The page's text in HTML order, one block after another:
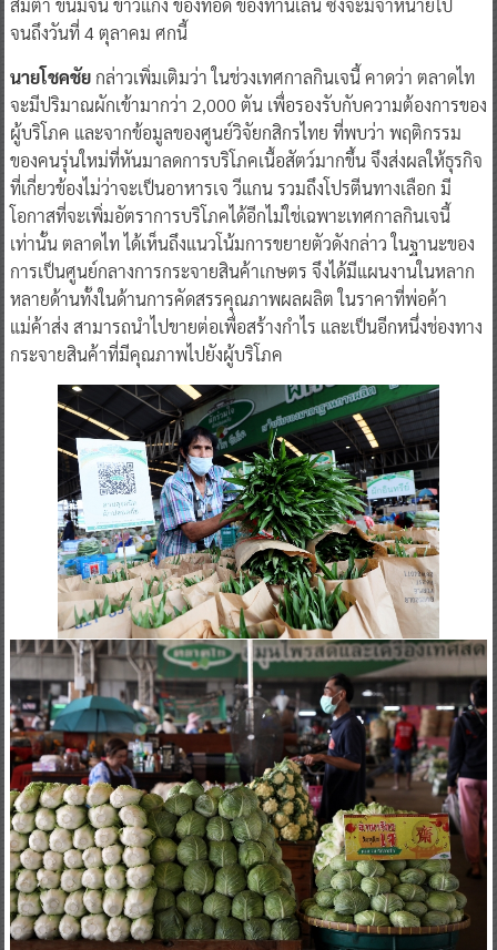
ส้มตำ ขนมจีน ข้าวแกง ของทอด ของทานเล่น ซึ่งจะมีจำหน่ายไป
จนถึงวันที่ 4 ตุลาคม ศกนี้
นายโชคชัยกล่าวเพิ่มเติมว่า ในช่วงเทศกาลกินเจนี้ คาดว่า ตลาดไท
จะมีปริมาณผักเข้ามากว่า 2,000 ตัน เพื่อรองรับกับความต้องการของ
ผู้บริโภค และจากข้อมูลของศูนย์วิจัยกสิกรไทย ที่พบว่า พฤติกรรม
ของคนรุ่นใหม่ที่หันมาลดการบริโภคเนื้อสัตว์มากขึ้น จึงส่งผลให้ธุรกิจ
ที่เกี่ยวข้องไม่ว่าจะเป็นอาหารเจ วีแกน รวมถึงโปรตีนทางเลือก มี
โอกาสที่จะเพิ่มอัตราการบริโภคได้อีกไม่ใช่เฉพาะเทศกาลกินเจนี้
เท่านั้น ตลาดไท ได้เห็นถึงแนวโน้มการขยายตัวดังกล่าว ในฐานะของ
การเป็นศูนย์กลางการกระจายสินค้าเกษตร จึงได้มีแผนงานในหลาก
หลายด้านทั้งในด้านการคัดสรรคุณภาพผลผลิต ในราคาที่พ่อค้า
แม่ค้าส่ง สามารถนำไปขายต่อเพื่อสร้างกำไร และเป็นอีกหนึ่งช่องทาง
กระจายสินค้าที่มีคุณภาพไปยังผู้บริโภค